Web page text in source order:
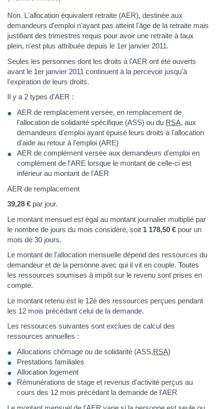
Non. L'allocation équivalent retraite (AER), destinée aux
demandeurs d'emploi n'ayant pas atteint l'âge de la retraite mais
justifiant des trimestres requis pour avoir une retraite à taux
plein, n'est plus attribuée depuis le 1er janvier 2011.
Seules les personnes dont les droits à l'AER ont été ouverts
avant le 1er janvier 2011 continuent à la percevoir jusqu'à
l'expiration de leurs droits.
Il y a 2 types d'AER :
AER de remplacement versée, en remplacement de
l'allocation de solidarité spécifique (ASS) ou du RSA, aux
demandeurs d'emploi ayant épuisé leurs droits à l'allocation
d'aide au retour à l'emploi (ARE)
AER de complément versée aux demandeurs d'emploi en
complément de l'ARE lorsque le montant de celle-ci est
inférieur au montant de l'AER
AER de remplacement
39,28 € par jour.
Le montant mensuel est égal au montant journalier multiplié par
le nombre de jours du mois considéré, soit 1 178,50 € pour un
mois de 30 jours.
Le montant de l'allocation mensuelle dépend des ressources du
demandeur et de la personne avec qui il vit en couple. Toutes
les ressources soumises à impôt sur le revenu sont prises en
compte.
Le montant retenu est le 12è des ressources perçues pendant
les 12 mois précédant celui de la demande.
Les ressources suivantes sont exclues de calcul des
ressources annuelles :
Allocations chômage ou de solidarité (ASS,RSA)
Prestations familiales
Allocation logement
Rémunérations de stage et revenus d'activité perçus au
cours des 12 mois précédant la demande de l'AER